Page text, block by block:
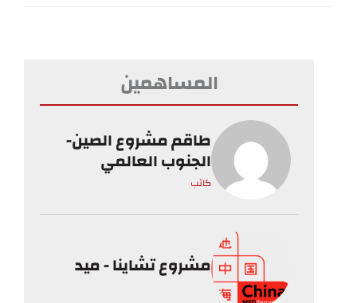
المساهمين
طاقم مشروع الصين-
الجنوب العالمي
كاتب
مشروع تشاينا - ميد